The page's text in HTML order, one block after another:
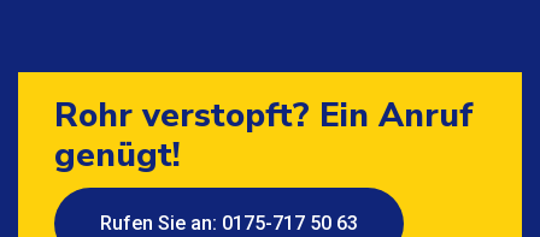
Rohr verstopft? Ein Anruf
genügt!
Rufen Sie an: 0175-717 50 63